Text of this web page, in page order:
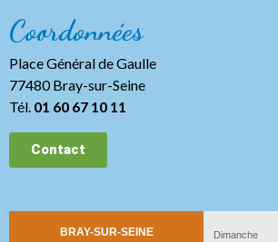
Coordonnées
Place Général de Gaulle
77480 Bray-sur-Seine
Tél. 01 60 67 10 11
Contact